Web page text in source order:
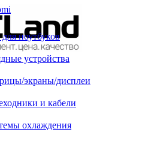
ноутбуков
устройства
экраны/дисплеи
и кабели
охлаждения